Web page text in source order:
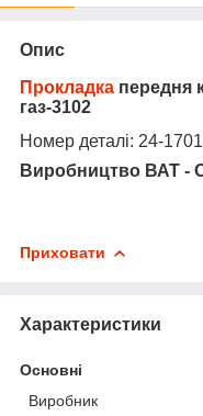
Опис
Прокладка передня
газ-3102
Номер деталі: 24-
Виробництво ВАТ -
Приховати
Характеристики
Основні
Виробник